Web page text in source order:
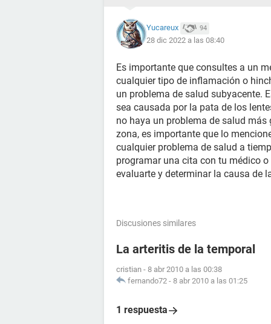
Yucareux 94
28 dic 2022 a las 08:40
Es importante que consultes a un
cualquier tipo de inflamación o
un problema de salud subyacente.
sea causada por la pata de los
no haya un problema de salud
zona, es importante que lo
cualquier problema de salud a
programar una cita con tu médico
evaluarte y determinar la causa de
Discusiones similares
La arteritis de la temporal
cristian - 8 abr 2010 a las 00:38
fernando72 - 8 abr 2010 a las 01:25
1 respuesta